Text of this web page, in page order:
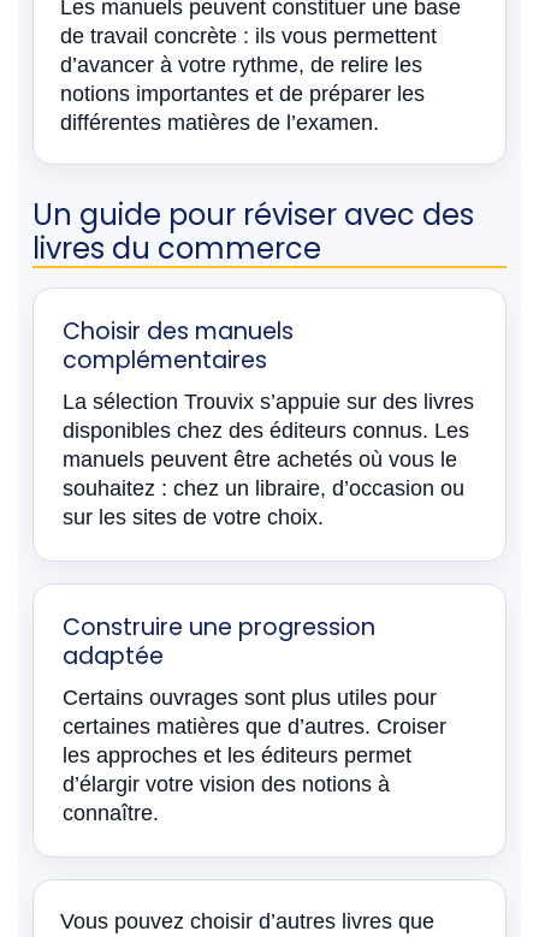
Les manuels peuvent constituer une base
de travail concrète : ils vous permettent
d’avancer à votre rythme, de relire les
notions importantes et de préparer les
différentes matières de l’examen.
Un guide pour réviser avec des
livres du commerce
Choisir des manuels
complémentaires
La sélection Trouvix s’appuie sur des livres
disponibles chez des éditeurs connus. Les
manuels peuvent être achetés où vous le
souhaitez : chez un libraire, d’occasion ou
sur les sites de votre choix.
Construire une progression
adaptée
Certains ouvrages sont plus utiles pour
certaines matières que d’autres. Croiser
les approches et les éditeurs permet
d’élargir votre vision des notions à
connaître.
Vous pouvez choisir d’autres livres que